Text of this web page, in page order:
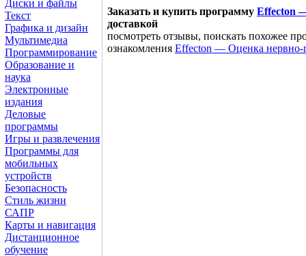
Диски и файлы
Текст
Графика и дизайн
Мультимедиа
Программирование
Образование и
наука
Электронные
издания
Деловые
программы
Игры и развлечения
Программы для
мобильных
устройств
Безопасность
Стиль жизни
САПР
Карты и навигация
Дистанционное
обучение
Заказать и купить программу Effecton
доставкой
посмотреть отзывы, поискать похожее
ознакомления Effecton — Оценка нервно-